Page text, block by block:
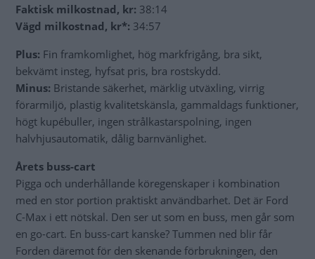
Faktisk milkostnad, kr: 38:14
Vägd milkostnad, kr*: 34:57
Plus: Fin framkomlighet, hög markfrigång, bra sikt,
bekvämt insteg, hyfsat pris, bra rostskydd.
Minus: Bristande säkerhet, märklig utväxling, virrig
förarmiljö, plastig kvalitetskänsla, gammaldags funktioner,
högt kupébuller, ingen strålkastarspolning, ingen
halvhjusautomatik, dålig barnvänlighet.
Årets buss-cart
Pigga och underhållande köregenskaper i kombination
med en stor portion praktiskt användbarhet. Det är Ford
C-Max i ett nötskal. Den ser ut som en buss, men går som
en go-cart. En buss-cart kanske? Tummen ned blir får
Forden däremot för den skenande förbrukningen, den